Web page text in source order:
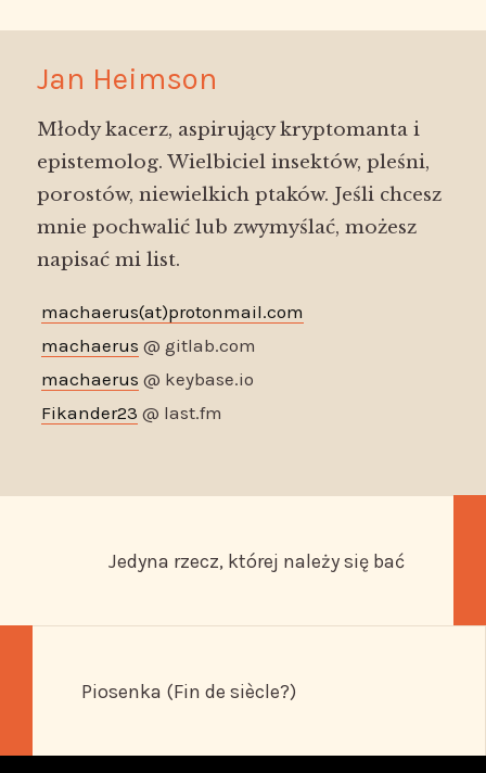
Jan Heimson
Młody kacerz, aspirujący kryptomanta i
epistemolog. Wielbiciel insektów, pleśni,
porostów, niewielkich ptaków. Jeśli chcesz
mnie pochwalić lub zwymyślać, możesz
napisać mi list.
machaerus(at)protonmail.com
machaerus @ gitlab.com
machaerus @ keybase.io
Fikander23 @ last.fm
Jedyna rzecz, której należy się bać
Piosenka (Fin de siècle?)